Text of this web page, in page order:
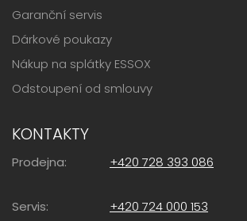
Garanční servis
Dárkové poukazy
Nákup na splátky ESSOX
Odstoupení od smlouvy
KONTAKTY
Prodejna: +420 728 393 086
Servis: +420 724 000 153